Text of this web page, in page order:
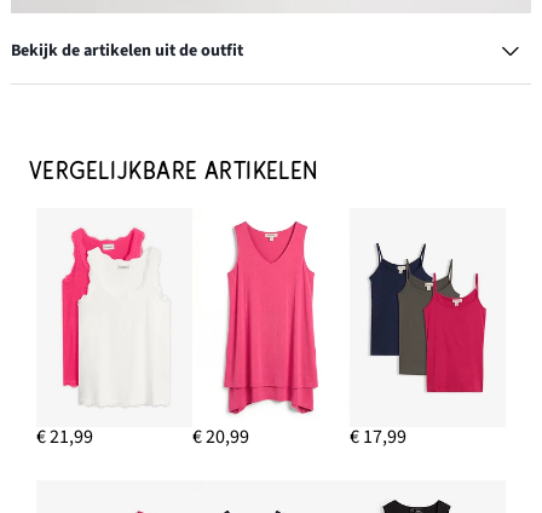
Bekijk de artikelen uit de outfit
€ 10,99
IN WINKELMANDJE
€ 13,99
IN WINKELMANDJE
Leren ballerina's
€ 34,99
VERGELIJKBARE ARTIKELEN
€ 21,99 € 20,99 € 17,99